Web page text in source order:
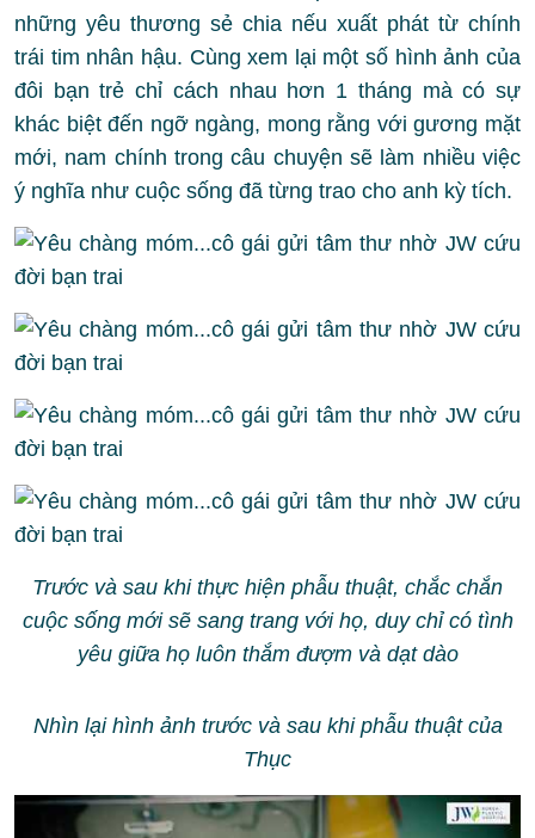
những yêu thương sẻ chia nếu xuất phát từ chính
trái tim nhân hậu. Cùng xem lại một số hình ảnh của
đôi bạn trẻ chỉ cách nhau hơn 1 tháng mà có sự
khác biệt đến ngỡ ngàng, mong rằng với gương mặt
mới, nam chính trong câu chuyện sẽ làm nhiều việc
ý nghĩa như cuộc sống đã từng trao cho anh kỳ tích.
Trước và sau khi thực hiện phẫu thuật, chắc chắn
cuộc sống mới sẽ sang trang với họ, duy chỉ có tình
yêu giữa họ luôn thắm đượm và dạt dào
Nhìn lại hình ảnh trước và sau khi phẫu thuật của
Thục